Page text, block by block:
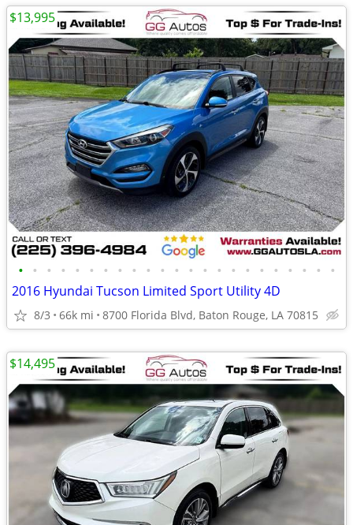
• • • • • • • • • • • • • • • • • • • • • • •
2016 Hyundai Tucson Limited Sport Utility 4D
8/3 66k mi 8700 Florida Blvd, Baton Rouge, LA 70815
$13,995
$14,495